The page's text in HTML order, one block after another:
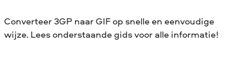
Converteer 3GP naar GIF op snelle en eenvoudige
wijze. Lees onderstaande gids voor alle informatie!